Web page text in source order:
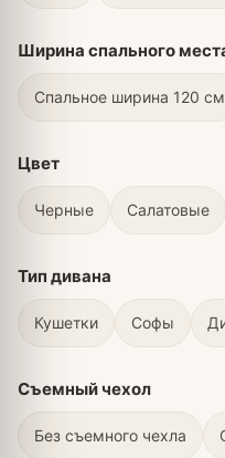
Ширина спального
Спальное ширина 120 см
Цвет
Черные Салатовые
Тип дивана
Кушетки Софы
Съемный чехол
Без съемного чехла